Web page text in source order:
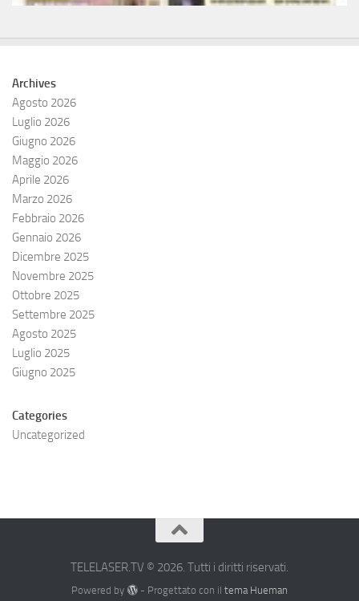
Archives
Agosto 2026
Luglio 2026
Giugno 2026
Maggio 2026
Aprile 2026
Marzo 2026
Febbraio 2026
Gennaio 2026
Dicembre 2025
Novembre 2025
Ottobre 2025
Settembre 2025
Agosto 2025
Luglio 2025
Giugno 2025
Categories
Uncategorized
TELELASER.TV © 2026. Tutti i diritti riservati.
Powered by - Progettato con il tema Hueman